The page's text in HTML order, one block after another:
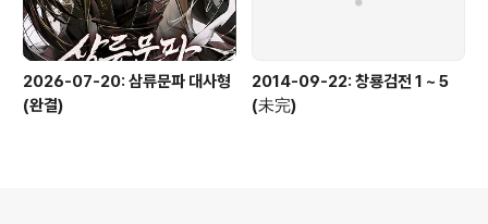
2026-07-20: 삼류문파 대사형
(완결)
2014-09-22: 창룡검전 1 ~ 5
(未完)